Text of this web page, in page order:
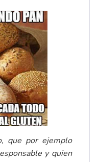
que por ejemplo
y quien